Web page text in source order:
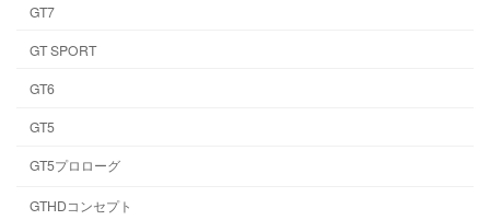
GT7
GT SPORT
GT6
GT5
GT5プロローグ
GTHDコンセプト